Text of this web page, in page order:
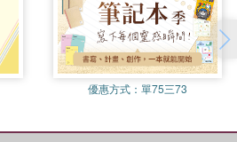
優惠方式： 單75三73